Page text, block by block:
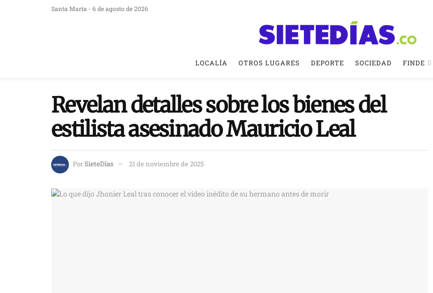
Santa Marta - 6 de agosto de 2026
LOCALÍA OTROS LUGARES DEPORTE SOCIEDAD FINDE
Revelan detalles sobre los bienes del
estilista asesinado Mauricio Leal
PorSieteDías 21 de noviembre de 2025